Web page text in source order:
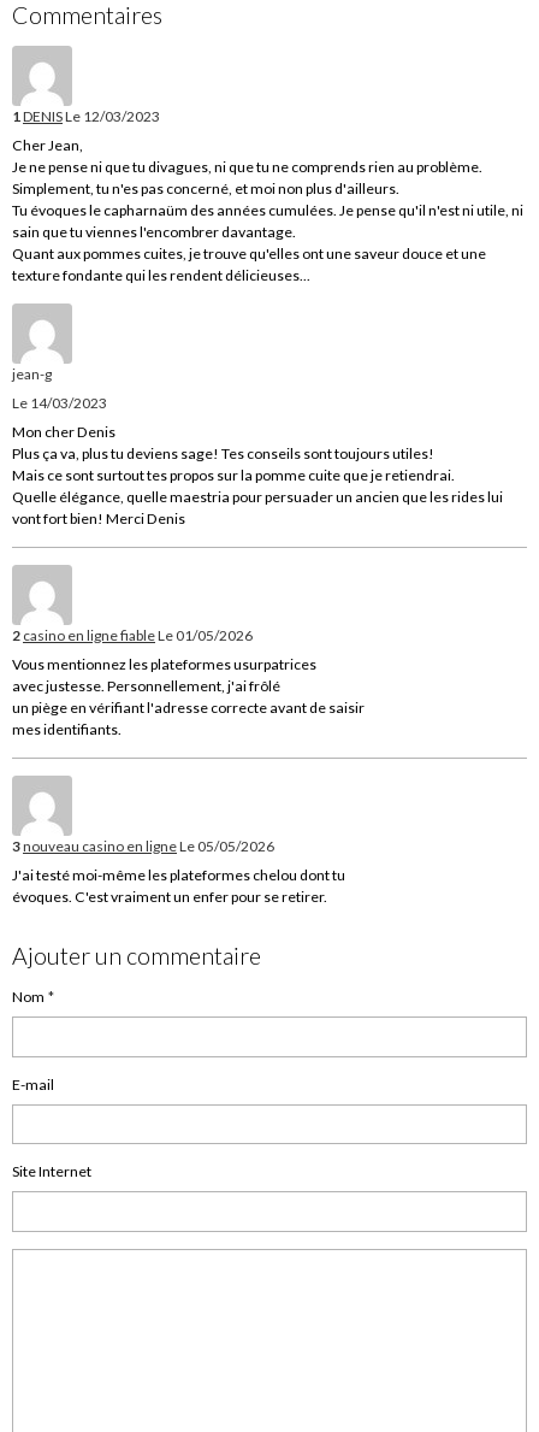
Commentaires
1DENISLe 12/03/2023
Cher Jean,
Je ne pense ni que tu divagues, ni que tu ne comprends rien au problème.
Simplement, tu n'es pas concerné, et moi non plus d'ailleurs.
Tu évoques le capharnaüm des années cumulées. Je pense qu'il n'est ni utile, ni
sain que tu viennes l'encombrer davantage.
Quant aux pommes cuites, je trouve qu'elles ont une saveur douce et une
texture fondante qui les rendent délicieuses...
jean-g
Le 14/03/2023
Mon cher Denis
Plus ça va, plus tu deviens sage! Tes conseils sont toujours utiles!
Mais ce sont surtout tes propos sur la pomme cuite que je retiendrai.
Quelle élégance, quelle maestria pour persuader un ancien que les rides lui
vont fort bien! Merci Denis
2 casino en ligne fiableLe 01/05/2026
Vous mentionnez les plateformes usurpatrices
avec justesse. Personnellement, j'ai frôlé
un piège en vérifiant l'adresse correcte avant de saisir
mes identifiants.
3nouveau casino en ligneLe 05/05/2026
J'ai testé moi-même les plateformes chelou dont tu
évoques. C'est vraiment un enfer pour se retirer.
Ajouter un commentaire
Nom
E-mail
Site Internet